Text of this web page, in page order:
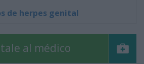
de herpes genital
al médico